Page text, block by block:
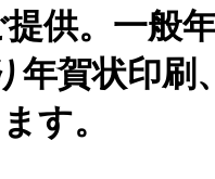
供。一般
年賀状印刷
す。